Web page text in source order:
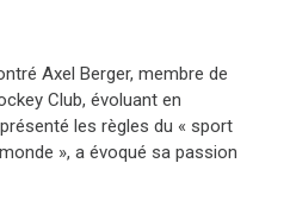
Axel Berger, membre de
Club, évoluant en
les règles du « sport
», a évoqué sa passion